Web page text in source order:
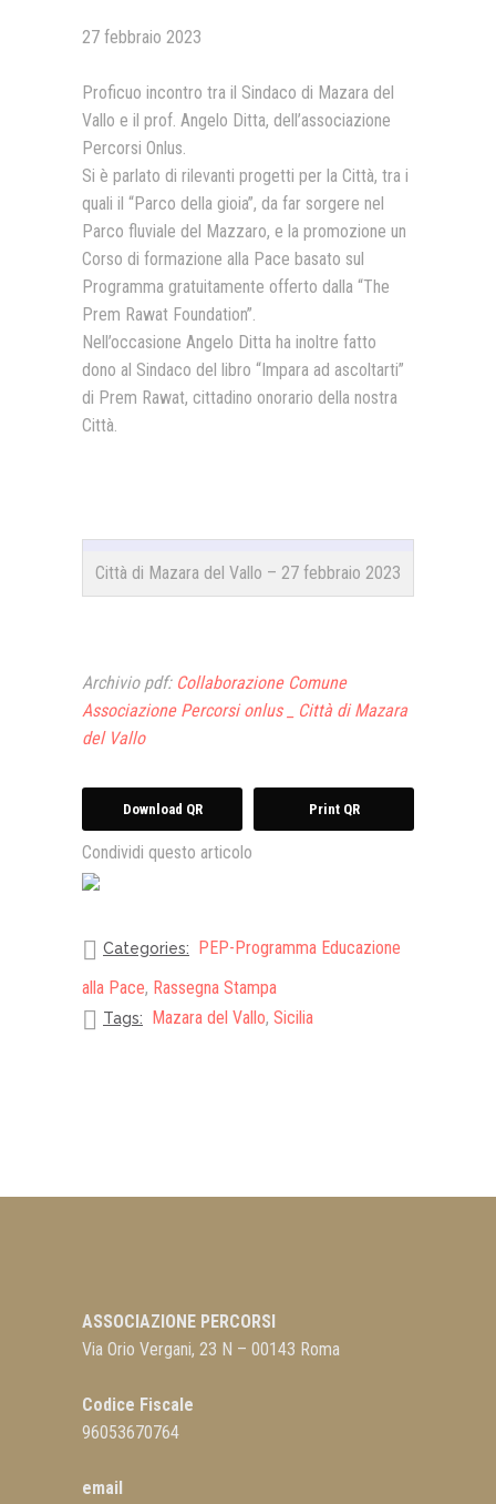
Giornata Internazionale ONU
PROGRAMMA DI EDUCAZIONE
ALLA PACE
MEDICINA PER LA PACE
MEDIA FOR PEACE
ATTIVITÀ IN CANTIERE
27 febbraio 2023
Proficuo incontro tra il Sindaco di Mazara del
Vallo e il prof. Angelo Ditta, dell’associazione
Percorsi Onlus.
Si è parlato di rilevanti progetti per la Città, tra i
quali il “Parco della gioia”, da far sorgere nel
Parco fluviale del Mazzaro, e la promozione un
Corso di formazione alla Pace basato sul
Programma gratuitamente offerto dalla “The
Prem Rawat Foundation”.
Nell’occasione Angelo Ditta ha inoltre fatto
dono al Sindaco del libro “Impara ad ascoltarti”
di Prem Rawat, cittadino onorario della nostra
Città.
Città di Mazara del Vallo – 27 febbraio 2023
Archivio pdf: Collaborazione Comune
Associazione Percorsi onlus _ Città di Mazara
del Vallo
Download QR Print QR
Condividi questo articolo
Categories:
PEP-Programma Educazione
alla Pace, Rassegna Stampa
Tags: Mazara del Vallo, Sicilia
ASSOCIAZIONE PERCORSI
Via Orio Vergani, 23 N – 00143 Roma
Codice Fiscale
96053670764
email